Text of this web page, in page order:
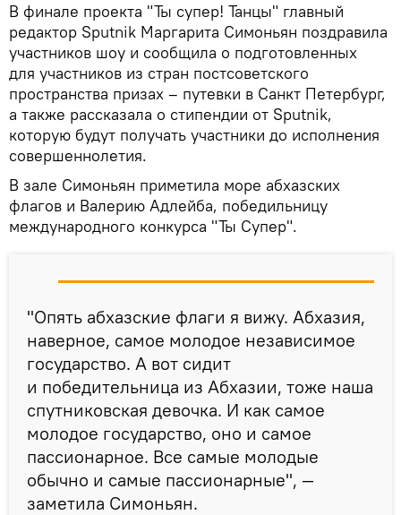
В финале проекта "Ты супер! Танцы" главный
редактор Sputnik Маргарита Симоньян поздравила
участников шоу и сообщила о подготовленных
для участников из стран постсоветского
пространства призах – путевки в Санкт Петербург,
а также рассказала о стипендии от Sputnik,
которую будут получать участники до исполнения
совершеннолетия.
В зале Симоньян приметила море абхазских
флагов и Валерию Адлейба, победильницу
международного конкурса "Ты Супер".
"Опять абхазские флаги я вижу. Абхазия,
наверное, самое молодое независимое
государство. А вот сидит
и победительница из Абхазии, тоже наша
спутниковская девочка. И как самое
молодое государство, оно и самое
пассионарное. Все самые молодые
обычно и самые пассионарные", —
заметила Симоньян.